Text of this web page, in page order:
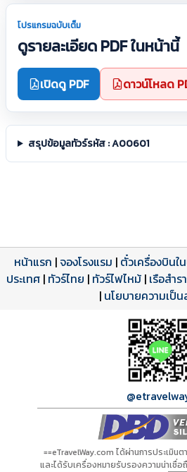
โปรแกรมฉบับเต็ม
ดูรายละเอียด PDF ในหน้านี้
เปิดดู PDF ดาวน์โหลด
สรุปข้อมูลทัวร์รหัส : A00601
โปรแกรมทัวร์
ดาวน์โหลด
รีวิวลูกค้าจริง
รีวิวจาก eTravelWay
เปิด
ใบอนุญาตนำเที่ยว
เลขที่ 11/11450
เปิดหน้า
หน้าแรก |จองโรงแรม | ตั๋วเครื่องบินใ
ประเทศ | ทัวร์ไทย | ทัวร์ไฟไหม้ | เรือสำ
| นโยบายความเป็
==eTravelWay.com ได้ผ่านการประเมิ
และได้รับเครื่องหมายรับรองความน่าเชื่